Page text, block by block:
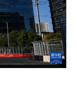
汽车
数字经济
溯源中国
会展